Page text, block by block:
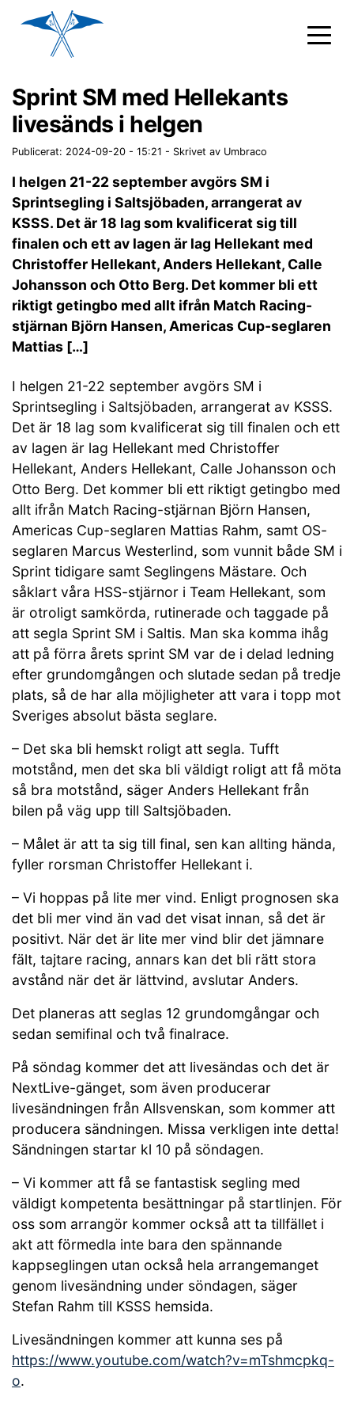
Sprint SM med Hellekants
livesänds i helgen
Publicerat: 2024-09-20 - 15:21 - Skrivet av Umbraco
I helgen 21-22 september avgörs SM i
Sprintsegling i Saltsjöbaden, arrangerat av
KSSS. Det är 18 lag som kvalificerat sig till
finalen och ett av lagen är lag Hellekant med
Christoffer Hellekant, Anders Hellekant, Calle
Johansson och Otto Berg. Det kommer bli ett
riktigt getingbo med allt ifrån Match Racing-
stjärnan Björn Hansen, Americas Cup-seglaren
Mattias […]
I helgen 21-22 september avgörs SM i
Sprintsegling i Saltsjöbaden, arrangerat av KSSS.
Det är 18 lag som kvalificerat sig till finalen och ett
av lagen är lag Hellekant med Christoffer
Hellekant, Anders Hellekant, Calle Johansson och
Otto Berg. Det kommer bli ett riktigt getingbo med
allt ifrån Match Racing-stjärnan Björn Hansen,
Americas Cup-seglaren Mattias Rahm, samt OS-
seglaren Marcus Westerlind, som vunnit både SM i
Sprint tidigare samt Seglingens Mästare. Och
såklart våra HSS-stjärnor i Team Hellekant, som
är otroligt samkörda, rutinerade och taggade på
att segla Sprint SM i Saltis. Man ska komma ihåg
att på förra årets sprint SM var de i delad ledning
efter grundomgången och slutade sedan på tredje
plats, så de har alla möjligheter att vara i topp mot
Sveriges absolut bästa seglare.
– Det ska bli hemskt roligt att segla. Tufft
motstånd, men det ska bli väldigt roligt att få möta
så bra motstånd, säger Anders Hellekant från
bilen på väg upp till Saltsjöbaden.
– Målet är att ta sig till final, sen kan allting hända,
fyller rorsman Christoffer Hellekant i.
– Vi hoppas på lite mer vind. Enligt prognosen ska
det bli mer vind än vad det visat innan, så det är
positivt. När det är lite mer vind blir det jämnare
fält, tajtare racing, annars kan det bli rätt stora
avstånd när det är lättvind, avslutar Anders.
Det planeras att seglas 12 grundomgångar och
sedan semifinal och två finalrace.
På söndag kommer det att livesändas och det är
NextLive-gänget, som även producerar
livesändningen från Allsvenskan, som kommer att
producera sändningen. Missa verkligen inte detta!
Sändningen startar kl 10 på söndagen.
– Vi kommer att få se fantastisk segling med
väldigt kompetenta besättningar på startlinjen. För
oss som arrangör kommer också att ta tillfället i
akt att förmedla inte bara den spännande
kappseglingen utan också hela arrangemanget
genom livesändning under söndagen, säger
Stefan Rahm till KSSS hemsida.
Livesändningen kommer att kunna ses på
https://www.youtube.com/watch?v=mTshmcpkq-
o.